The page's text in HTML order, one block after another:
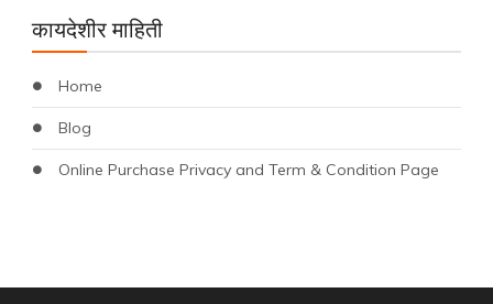
कायदेशीर माहिती
Home
Blog
Online Purchase Privacy and Term & Condition Page